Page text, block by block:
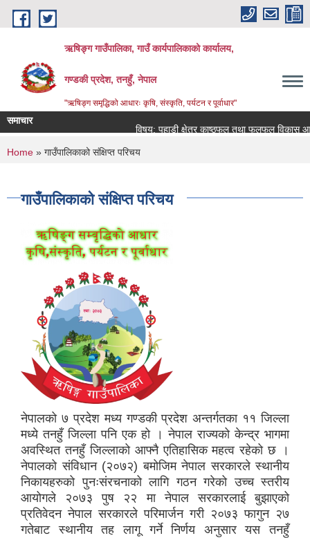
Skip to main content
ऋषिङ्ग गाउँपालिका, गाउँ कार्यपालिकाको कार्यालय,
गण्डकी प्रदेश, तनहुँ, नेपाल
"ऋषिङ्ग समृद्धिको आधारः कृषि, संस्कृति, पर्यटन र पूर्वाधार"
समाचार
विषय: पहाडी क्षेत्र काष्ठफल तथा फलफूल विकास
You are here
Home » गाउँपालिकाको संक्षिप्त परिचय
गाउँपालिकाको संक्षिप्त परिचय
नेपालको ७ प्रदेश मध्य गण्डकी प्रदेश अन्तर्गतका ११ जिल्ला
मध्ये तनहुँ जिल्ला पनि एक हो । नेपाल राज्यको केन्द्र भागमा
अवस्थित तनहुँ जिल्लाको आफ्नै एतिहासिक महत्व रहेको छ ।
नेपालको संविधान (२०७२) बमोजिम नेपाल सरकारले स्थानीय
निकायहरुको पुनःसंरचनाको लागि गठन गरेको उच्च स्तरीय
आयोगले २०७३ पुष २२ मा नेपाल सरकारलाई बुझाएको
प्रतिवेदन नेपाल सरकारले परिमार्जन गरी २०७३ फागुन २७
गतेबाट स्थानीय तह लागू गर्ने निर्णय अनुसार यस तनहुँ